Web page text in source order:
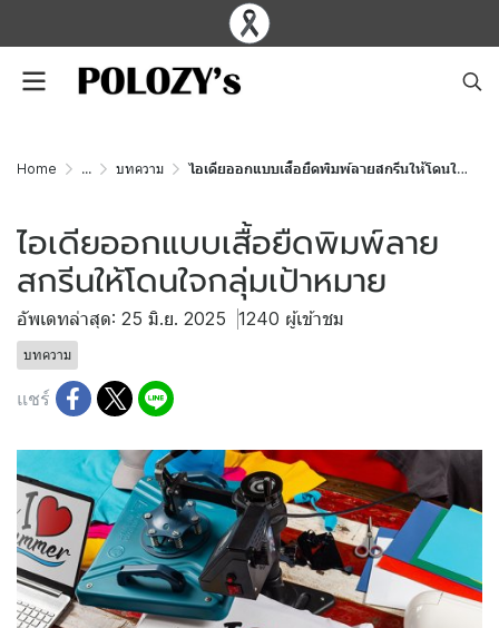
Home ... บทความ ไอเดียออกแบบเสื้อยืดพิมพ์ลายสกรีนให้โดนใจกลุ่มเป้าหมาย
ไอเดียออกแบบเสื้อยืดพิมพ์ลาย
สกรีนให้โดนใจกลุ่มเป้าหมาย
อัพเดทล่าสุด: 25 มิ.ย. 2025 1240 ผู้เข้าชม
บทความ
แชร์